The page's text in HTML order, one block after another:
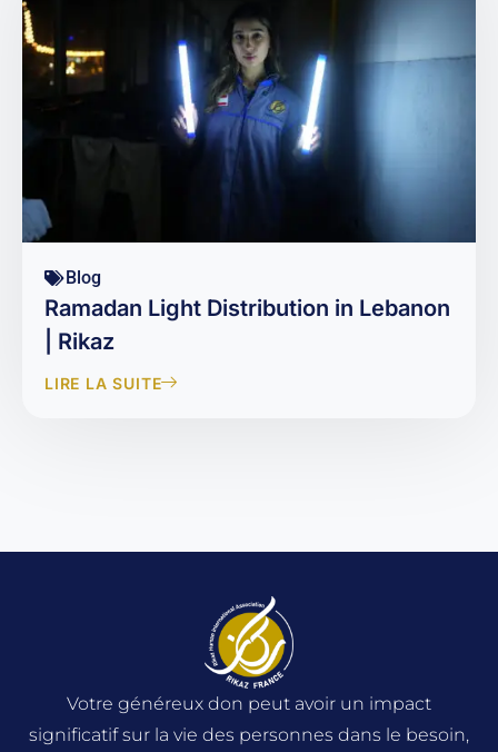
Blog
Ramadan Light Distribution in Lebanon
| Rikaz
LIRE LA SUITE
Votre généreux don peut avoir un impact
significatif sur la vie des personnes dans le besoin,